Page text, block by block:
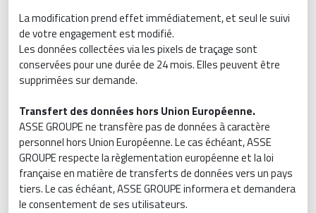
La modification prend effet immédiatement, et seul le suivi
de votre engagement est modifié.
Les données collectées via les pixels de traçage sont
conservées pour une durée de 24 mois. Elles peuvent être
supprimées sur demande.
Transfert des données hors Union Européenne.
ASSE GROUPE ne transfère pas de données à caractère
personnel hors Union Européenne. Le cas échéant, ASSE
GROUPE respecte la règlementation européenne et la loi
française en matière de transferts de données vers un pays
tiers. Le cas échéant, ASSE GROUPE informera et demandera
le consentement de ses utilisateurs.